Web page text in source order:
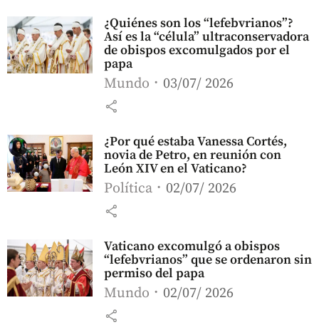
¿Quiénes son los “lefebvrianos”?
Así es la “célula” ultraconservadora
de obispos excomulgados por el
papa
Mundo 03/07/ 2026
share
¿Por qué estaba Vanessa Cortés,
novia de Petro, en reunión con
León XIV en el Vaticano?
Política 02/07/ 2026
share
Vaticano excomulgó a obispos
“lefebvrianos” que se ordenaron sin
permiso del papa
Mundo 02/07/ 2026
share